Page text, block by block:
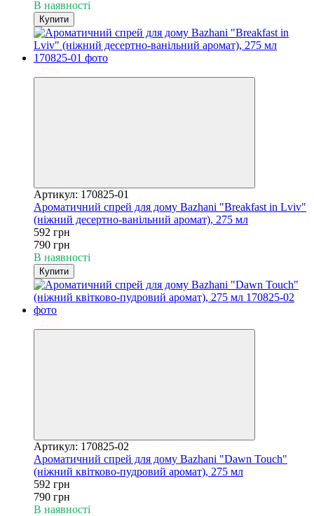
В наявності
Купити
Артикул: 170825-01
Ароматичний спрей для дому Bazhani "Breakfast in Lviv"
(ніжний десертно-ванільний аромат), 275 мл
592 грн
790 грн
В наявності
Купити
Артикул: 170825-02
Ароматичний спрей для дому Bazhani "Dawn Touch"
(ніжний квітково-пудровий аромат), 275 мл
592 грн
790 грн
В наявності